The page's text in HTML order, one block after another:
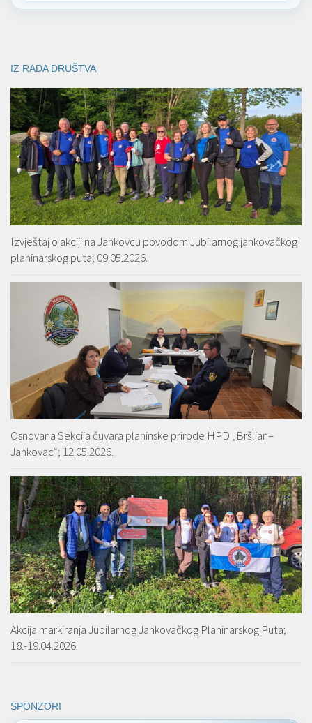
IZ RADA DRUŠTVA
Izvještaj o akciji na Jankovcu povodom Jubilarnog jankovačkog
planinarskog puta; 09.05.2026.
Osnovana Sekcija čuvara planinske prirode HPD „Bršljan–
Jankovac“; 12.05.2026.
Akcija markiranja Jubilarnog Jankovačkog Planinarskog Puta;
18.-19.04.2026.
SPONZORI